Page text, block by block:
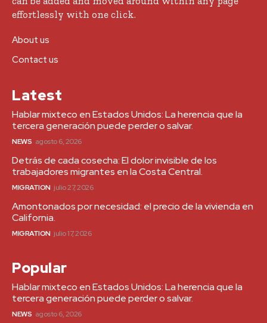
effortlessly with one click.
About us
Contact us
Latest
Hablar mixteco en Estados Unidos: La herencia que la
tercera generación puede perder o salvar.
NEWS agosto 6, 2026
Detrás de cada cosecha: El dolor invisible de los
trabajadores migrantes en la Costa Central.
MIGRATION julio 27, 2026
Amontonados por necesidad: el precio de la vivienda en
California.
MIGRATION julio 17, 2026
Popular
Hablar mixteco en Estados Unidos: La herencia que la
tercera generación puede perder o salvar.
NEWS agosto 6, 2026